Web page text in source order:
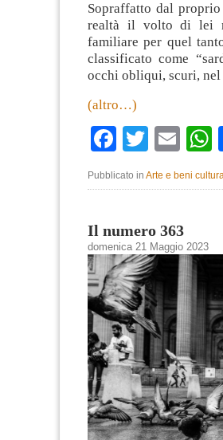
Sopraffatto dal
realtà il volto di lei
familiare per quel
classificato come
occhi obliqui, scuri,
(altro…)
Facebook
Twitter
Pubblicato in Arte e beni
Il numero 363
domenica 21 Maggio 2023